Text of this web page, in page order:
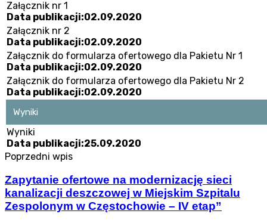
Załącznik nr 1
Data publikacji:02.09.2020
Załącznik nr 2
Data publikacji:02.09.2020
Załącznik do formularza ofertowego dla Pakietu Nr 1
Data publikacji:02.09.2020
Załącznik do formularza ofertowego dla Pakietu Nr 2
Data publikacji:02.09.2020
Wyniki
Wyniki
Data publikacji:25.09.2020
Poprzedni wpis
Zapytanie ofertowe na modernizację sieci
kanalizacji deszczowej w Miejskim Szpitalu
Zespolonym w Częstochowie – IV etap”